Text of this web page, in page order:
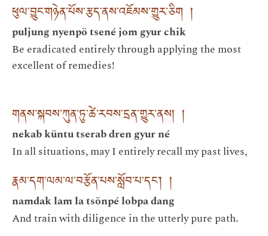
ཕུལ་བྱུང་གཉེན་པོས་རྩད་ནས་འཇོམས་གྱུར་ཅིག །
puljung nyenpö tsené jom gyur chik
Be eradicated entirely through applying the most
excellent of remedies!
གནས་སྐབས་ཀུན་ཏུ་ཚེ་རབས་དྲན་གྱུར་ནས། །
nekab küntu tserab dren gyur né
In all situations, may I entirely recall my past lives,
རྣམ་དག་ལམ་ལ་བརྩོན་པས་སློབ་པ་དང་། །
namdak lam la tsönpé lobpa dang
And train with diligence in the utterly pure path.